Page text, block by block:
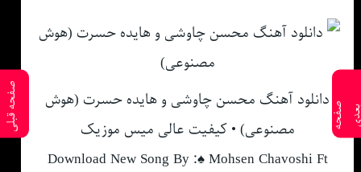
دانلود آهنگ محسن چاوشی و هایده حسرت (هوش
مصنوعی) • کیفیت عالی میس موزیک
Download New Song By :♠ Mohsen Chavoshi Ft
ص
ف
ح
ه
ع
د صفحه قبلی